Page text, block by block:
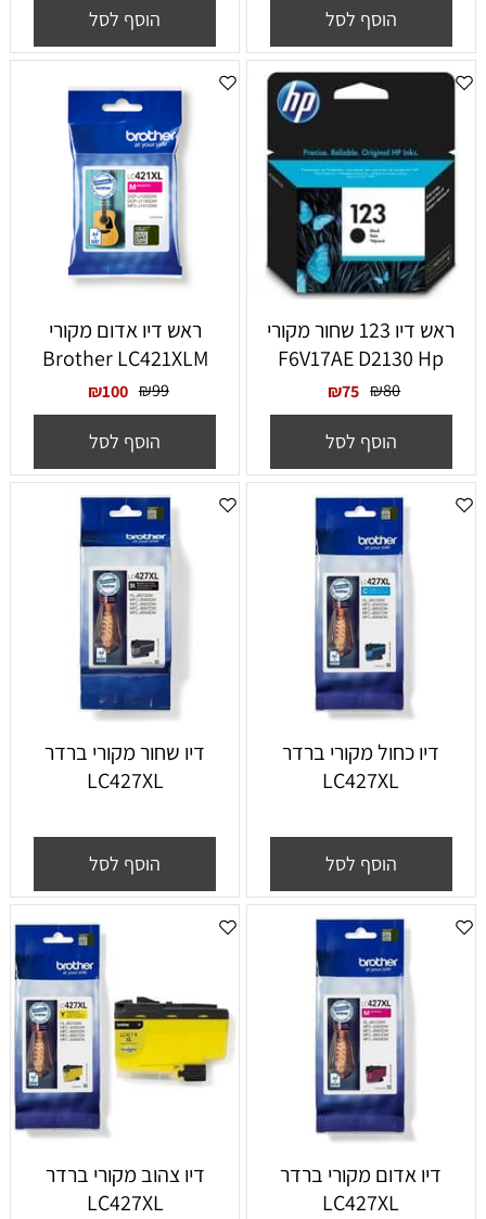
הוסף לסל הוסף לסל
ראש דיו 123 שחור מקורי
F6V17AE D2130 Hp
₪80
₪75
הוסף לסל
‏ראש דיו אדום מקורי
Brother LC421XLM
₪99
₪100
הוסף לסל
דיו כחול מקורי ברדר
LC427XL
הוסף לסל
דיו שחור מקורי ברדר
LC427XL
הוסף לסל
דיו אדום מקורי ברדר
LC427XL
דיו צהוב מקורי ברדר
LC427XL